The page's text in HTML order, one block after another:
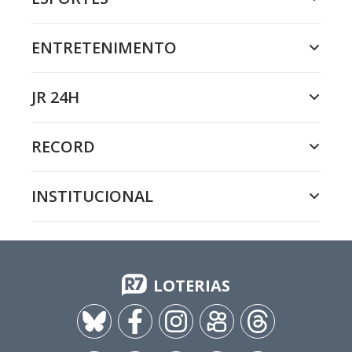
ENTRETENIMENTO
JR 24H
RECORD
INSTITUCIONAL
LOTERIAS